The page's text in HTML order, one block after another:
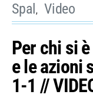
Spal Video
Per chi si
e le azioni
1-1 //